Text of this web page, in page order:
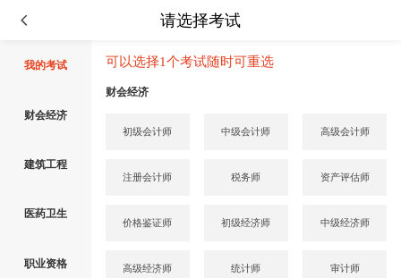
请选择考试
我的考试
财会经济
建筑工程
医药卫生
职业资格
可以选择1个考试随时可重选
财会经济
初级会计师 中级会计师 高级会计师
注册会计师 税务师 资产评估师
价格鉴证师 初级经济师 中级经济师
高级经济师 统计师 审计师